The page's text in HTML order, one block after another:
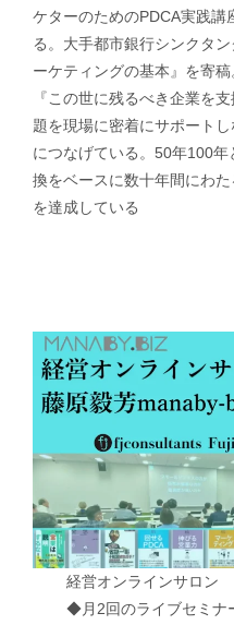
ケターのためのPDCA実践講
る。大手都市銀行シンクタ
ーケティングの基本』を寄
『この世に残るべき企業を
題を現場に密着にサポート
につなげている。50年100
換をベースに数十年間にわ
を達成している
経営オンラインサロン
◆月2回のライブセミナ